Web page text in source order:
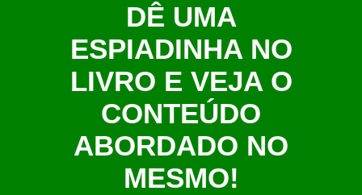
DÊ UMA
ESPIADINHA NO
LIVRO E VEJA O
CONTEÚDO
ABORDADO NO
MESMO!